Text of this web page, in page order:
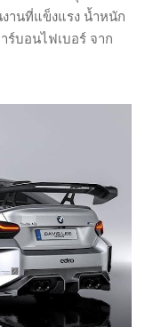
านที่แข็งแรง น้ำหนัก
ร์บอนไฟเบอร์ จาก